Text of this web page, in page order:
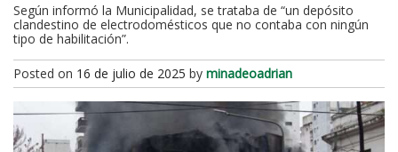
Según informó la Municipalidad, se trataba de “un depósito
clandestino de electrodomésticos que no contaba con ningún
tipo de habilitación”.
Posted on 16 de julio de 2025 by minadeoadrian